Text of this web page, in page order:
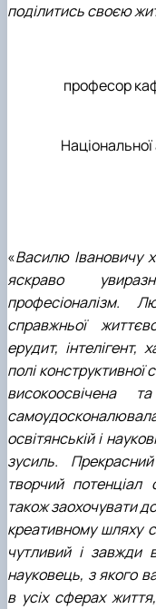
поділитись своєю
професор
Національної
«Василю Івановичу
яскраво
професіоналізм.
справжньої
ерудит, інтелігент,
полі конструктивної
високоосвічена
освітянській і
зусиль.
творчий потенціал
також заохочувати
креативному шляху
чутливий і завжди
науковець, з якого
в усіх сферах